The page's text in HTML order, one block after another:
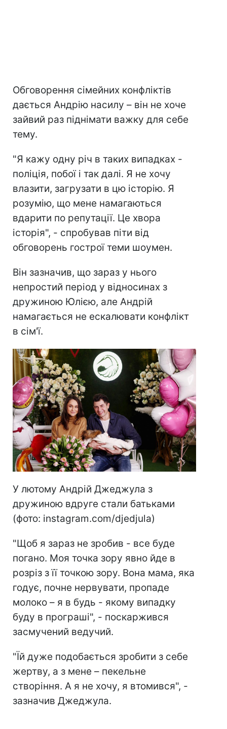
Обговорення сімейних конфліктів
дається Андрію насилу – він не хоче
зайвий раз піднімати важку для себе
тему.
"Я кажу одну річ в таких випадках -
поліція, побої і так далі. Я не хочу
влазити, загрузати в цю історію. Я
розумію, що мене намагаються
вдарити по репутації. Це хвора
історія", - спробував піти від
обговорень гострої теми шоумен.
Він зазначив, що зараз у нього
непростий період у відносинах з
дружиною Юлією, але Андрій
намагається не ескалювати конфлікт
в сім'ї.
У лютому Андрій Джеджула з
дружиною вдруге стали батьками
(фото: instagram.com/djedjula)
"Щоб я зараз не зробив - все буде
погано. Моя точка зору явно йде в
розріз з її точкою зору. Вона мама, яка
годує, почне нервувати, пропаде
молоко – я в будь - якому випадку
буду в програші", - поскаржився
засмучений ведучий.
"Їй дуже подобається зробити з себе
жертву, а з мене – пекельне
створіння. А я не хочу, я втомився", -
зазначив Джеджула.